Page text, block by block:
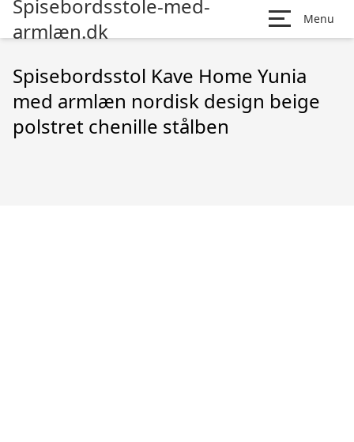
Spisebordsstole-med-
armlæn.dk
Menu
Spisebordsstol Kave Home Yunia
med armlæn nordisk design beige
polstret chenille stålben